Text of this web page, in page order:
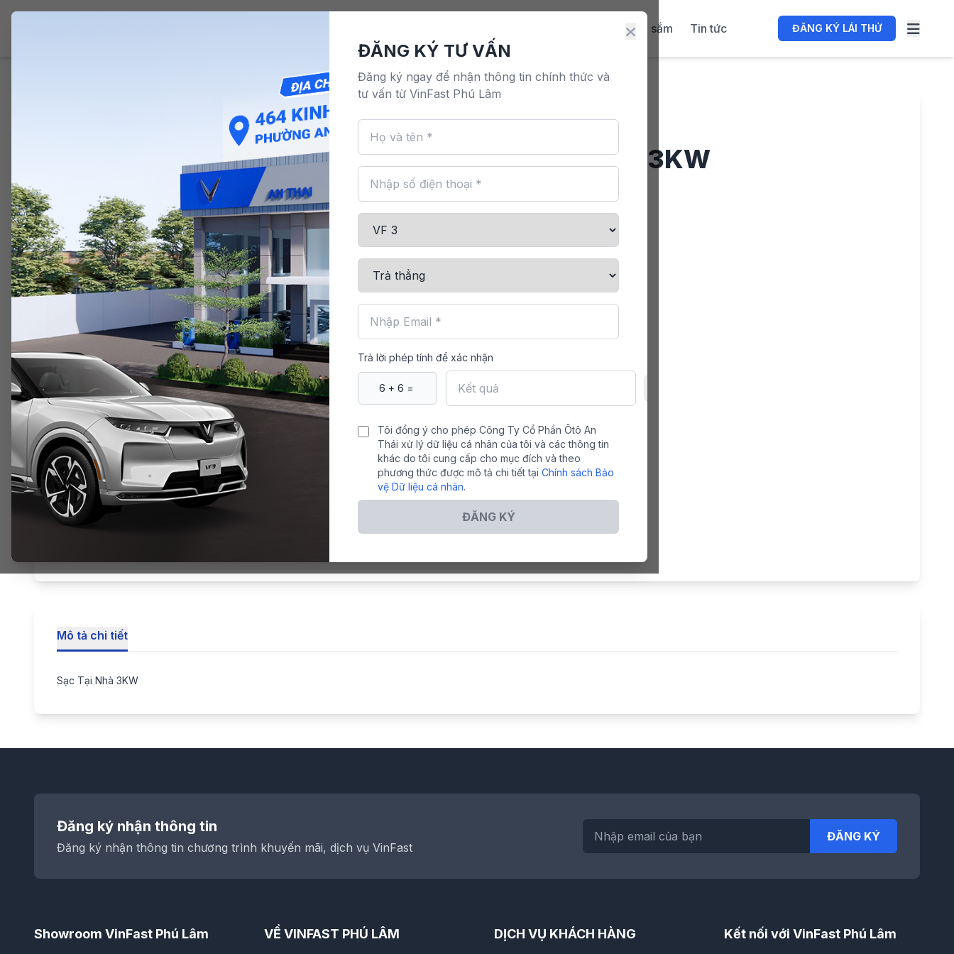
Mua sắm Tin tức ĐĂNG KÝ LÁI THỬ
Sạc Tại Nhà 3KW
Sạc Tại Nhà 3KW
9,000,000 đ
Mô tả chi tiết
Sạc Tại Nhà 3KW
Đăng ký nhận thông tin
Đăng ký nhận thông tin chương trình khuyến mãi, dịch vụ VinFast
ĐĂNG KÝ
Showroom VinFast Phú Lâm VỀ VINFAST PHÚ LÂM DỊCH VỤ KHÁCH HÀNG Kết nối với VinFast Phú Lâm
ĐĂNG KÝ TƯ VẤN
Đăng ký ngay để nhận thông tin chính thức và
tư vấn từ VinFast Phú Lâm
Trả lời phép tính để xác nhận
Tôi đồng ý cho phép Công Ty Cổ Phần Ôtô An
Thái xử lý dữ liệu cá nhân của tôi và các thông tin
khác do tôi cung cấp cho mục đích và theo
phương thức được mô tả chi tiết tại Chính sách Bảo
vệ Dữ liệu cá nhân.
ĐĂNG KÝ